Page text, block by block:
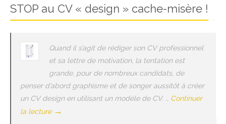
STOP au CV « design » cache-misère !
Quand il s’agit de rédiger son CV professionnel
et sa lettre de motivation, la tentation est
grande, pour de nombreux candidats, de
penser d’abord graphisme et de songer aussitôt à créer
un CV design en utilisant un modèle de CV. … Continuer
la lecture →